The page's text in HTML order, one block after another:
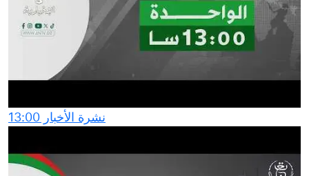
نشرة الأخبار 13:00